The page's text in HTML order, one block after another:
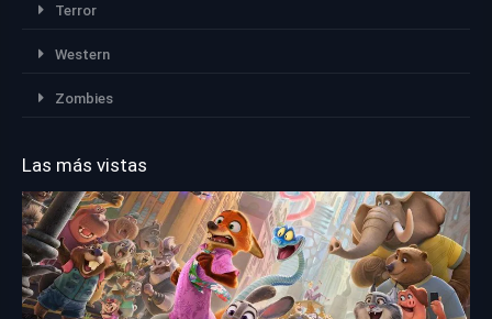
Terror
Western
Zombies
Las más vistas